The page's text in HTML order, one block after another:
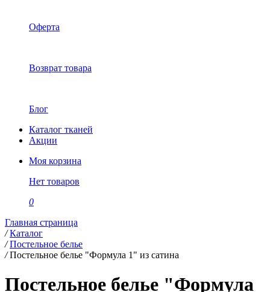
Оферта
Возврат товара
Блог
Каталог тканей
Акции
Моя корзина
Нет товаров
0
Главная страница
/ Каталог
/ Постельное белье
/ Постельное белье "Формула 1" из сатина
Постельное белье "Формула